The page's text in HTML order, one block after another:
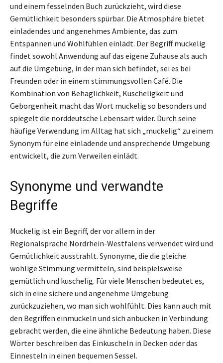
und einem fesselnden Buch zurückzieht, wird diese
Gemütlichkeit besonders spürbar. Die Atmosphäre bietet
einladendes und angenehmes Ambiente, das zum
Entspannen und Wohlfühlen einlädt. Der Begriff muckelig
findet sowohl Anwendung auf das eigene Zuhause als auch
auf die Umgebung, in der man sich befindet, sei es bei
Freunden oder in einem stimmungsvollen Café. Die
Kombination von Behaglichkeit, Kuscheligkeit und
Geborgenheit macht das Wort muckelig so besonders und
spiegelt die norddeutsche Lebensart wider. Durch seine
häufige Verwendung im Alltag hat sich „muckelig“ zu einem
Synonym für eine einladende und ansprechende Umgebung
entwickelt, die zum Verweilen einlädt.
Synonyme und verwandte
Begriffe
Muckelig ist ein Begriff, der vor allem in der
Regionalsprache Nordrhein-Westfalens verwendet wird und
Gemütlichkeit ausstrahlt. Synonyme, die die gleiche
wohlige Stimmung vermitteln, sind beispielsweise
gemütlich und kuschelig. Für viele Menschen bedeutet es,
sich in eine sichere und angenehme Umgebung
zurückzuziehen, wo man sich wohlfühlt. Dies kann auch mit
den Begriffen einmuckeln und sich anbucken in Verbindung
gebracht werden, die eine ähnliche Bedeutung haben. Diese
Wörter beschreiben das Einkuscheln in Decken oder das
Einnesteln in einen bequemen Sessel.